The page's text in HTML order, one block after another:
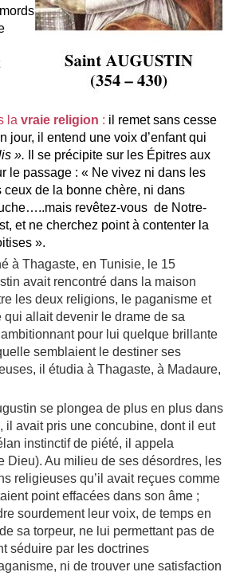
la vraie religion : il remet sans cesse
jour, il entend une voix d’enfant qui
».
Il se précipite sur les Épitres aux
le passage : « Ne vivez ni dans les
de la bonne chère, ni dans
revêtez-vous de Notre-
et ne cherchez point à contenter la
».
Thagaste, en Tunisie, le 15
avait rencontré dans la maison
les deux religions, le paganisme et
qui allait devenir le drame de sa
pour lui quelque brillante
semblaient le destiner ses
il étudia à Thagaste, à Madaure,
se plongea de plus en plus dans
il avait pris une concubine, dont il eut
instinctif de piété, il appela
Dieu). Au milieu de ses désordres, les
religieuses qu’il avait reçues comme
point effacées dans son âme ;
sourdement leur voix, de temps en
sa torpeur, ne lui permettant pas de
séduire par les doctrines
ni de trouver une satisfaction